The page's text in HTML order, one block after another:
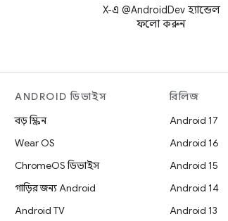
X-এ @AndroidDev হ্যান্ডেল
ফলো করুন
ANDROID ডিভাইস
বড় স্ক্রিন
Wear OS
ChromeOS ডিভাইস
গাড়ির জন্য Android
Android TV
রিলিজ
Android 17
Android 16
Android 15
Android 14
Android 13